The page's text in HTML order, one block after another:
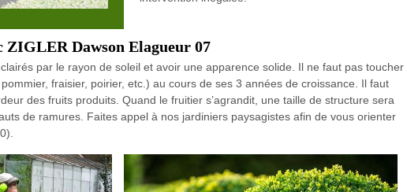
Dawson Elagueur 07
par le rayon de soleil et avoir une apparence solide. Il ne faut pas toucher
fraisier, poirier, etc.) au cours de ses 3 années de croissance. Il faut
des fruits produits. Quand le fruitier s’agrandit, une taille de structure sera
de ramures. Faites appel à nos jardiniers paysagistes afin de vous orienter